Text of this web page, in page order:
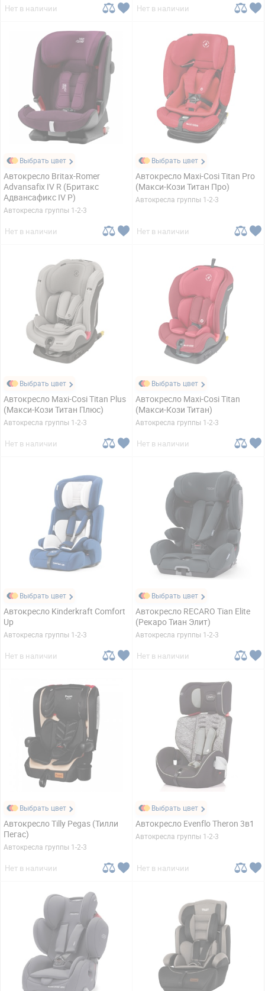
Нет в наличии Нет в наличии
Выбрать цвет
Автокресло Britax-Romer
Advansafix IV R (Бритакс
Адвансафикс IV Р)
Автокресла группы 1-2-3
Нет в наличии
Выбрать цвет
Автокресло Maxi-Cosi Titan Pro
(Макси-Кози Титан Про)
Автокресла группы 1-2-3
Нет в наличии
Выбрать цвет
Автокресло Maxi-Cosi Titan Plus
(Макси-Кози Титан Плюс)
Автокресла группы 1-2-3
Нет в наличии
Выбрать цвет
Автокресло Maxi-Cosi Titan
(Макси-Кози Титан)
Автокресла группы 1-2-3
Нет в наличии
Выбрать цвет
Автокресло Kinderkraft Comfort
Up
Автокресла группы 1-2-3
Нет в наличии
Выбрать цвет
Автокресло RECARO Tian Elite
(Рекаро Тиан Элит)
Автокресла группы 1-2-3
Нет в наличии
Выбрать цвет
Автокресло Tilly Pegas (Тилли
Пегас)
Автокресла группы 1-2-3
Нет в наличии
Выбрать цвет
Автокресло Evenflo Theron 3в1
Автокресла группы 1-2-3
Нет в наличии